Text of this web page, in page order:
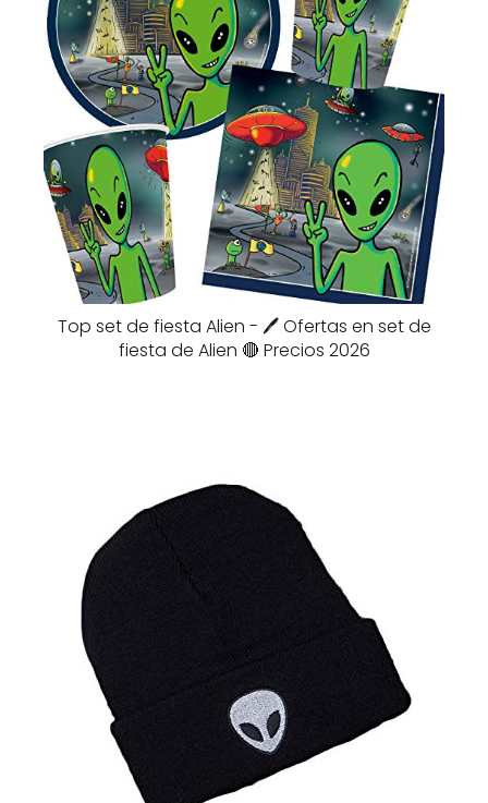
Top set de fiesta Alien - 🖊️ Ofertas en set de
fiesta de Alien 🔴 Precios 2026